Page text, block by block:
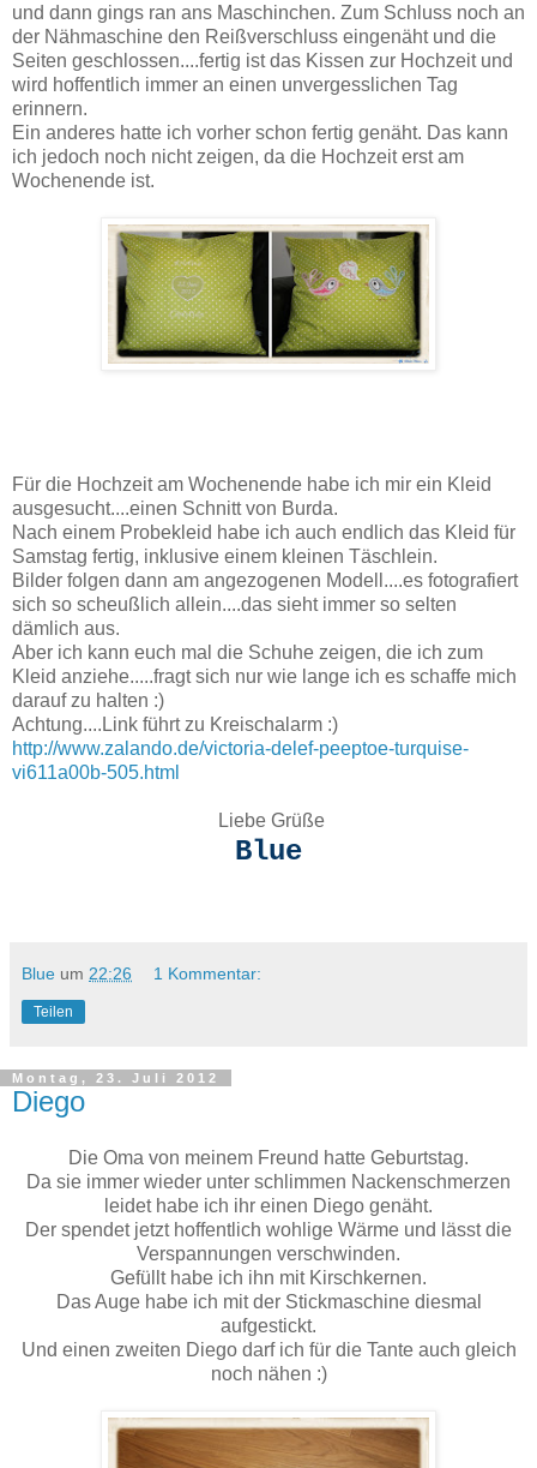
und dann gings ran ans Maschinchen. Zum Schluss noch an
der Nähmaschine den Reißverschluss eingenäht und die
Seiten geschlossen....fertig ist das Kissen zur Hochzeit und
wird hoffentlich immer an einen unvergesslichen Tag
erinnern.
Ein anderes hatte ich vorher schon fertig genäht. Das kann
ich jedoch noch nicht zeigen, da die Hochzeit erst am
Wochenende ist.
Für die Hochzeit am Wochenende habe ich mir ein Kleid
ausgesucht....einen Schnitt von Burda.
Nach einem Probekleid habe ich auch endlich das Kleid für
Samstag fertig, inklusive einem kleinen Täschlein.
Bilder folgen dann am angezogenen Modell....es fotografiert
sich so scheußlich allein....das sieht immer so selten
dämlich aus.
Aber ich kann euch mal die Schuhe zeigen, die ich zum
Kleid anziehe.....fragt sich nur wie lange ich es schaffe mich
darauf zu halten :)
Achtung....Link führt zu Kreischalarm :)
http://www.zalando.de/victoria-delef-peeptoe-turquise-
vi611a00b-505.html
Liebe Grüße
Blue
Blue um 22:26 1 Kommentar:
Teilen
Montag, 23. Juli 2012
Diego
Die Oma von meinem Freund hatte Geburtstag.
Da sie immer wieder unter schlimmen Nackenschmerzen
leidet habe ich ihr einen Diego genäht.
Der spendet jetzt hoffentlich wohlige Wärme und lässt die
Verspannungen verschwinden.
Gefüllt habe ich ihn mit Kirschkernen.
Das Auge habe ich mit der Stickmaschine diesmal
aufgestickt.
Und einen zweiten Diego darf ich für die Tante auch gleich
noch nähen :)